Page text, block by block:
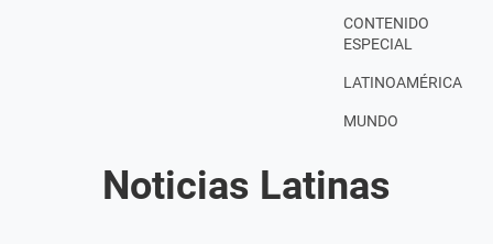
CONTENIDO
ESPECIAL
LATINOAMÉRICA
MUNDO
Noticias Latinas